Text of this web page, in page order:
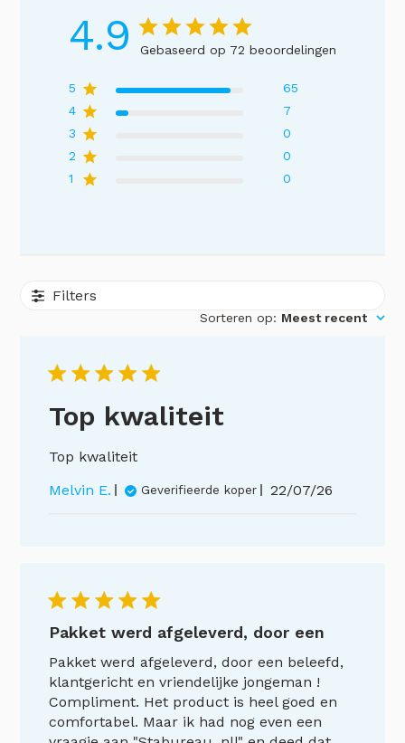
4.9 Gebaseerd op 72 beoordelingen
5
65
4
7
3
0
2
0
1
0
Filters
Sorteren op: Meest recent
Top kwaliteit
Top kwaliteit
Melvin E.
Geverifieerde koper 22/07/26
Pakket werd afgeleverd, door een
Pakket werd afgeleverd, door een beleefd,
klantgericht en vriendelijke jongeman !
Compliment. Het product is heel goed en
comfortabel. Maar ik had nog even een